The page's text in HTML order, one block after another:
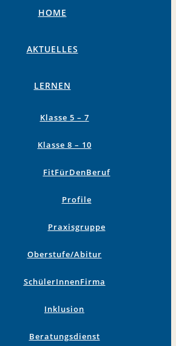
HOME
AKTUELLES
LERNEN
Klasse 5 – 7
Klasse 8 – 10
FitFürDenBeruf
Profile
Praxisgruppe
Oberstufe/Abitur
SchülerInnenFirma
Inklusion
Beratungsdienst